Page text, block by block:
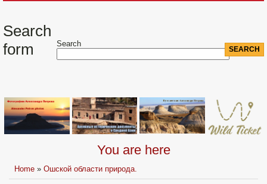
Search
form
Search
You are here
Home »Ошской области природа.